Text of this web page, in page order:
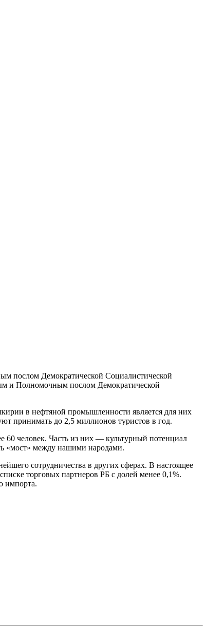
послом Демократической Социалистической
и Полномочным послом Демократической
в нефтяной промышленности является для них
принимать до 2,5 миллионов туристов в год.
60 человек. Часть из них — культурный потенциал
«мост» между нашими народами.
сотрудничества в других сферах. В настоящее
торговых партнеров РБ с долей менее 0,1%.
импорта.